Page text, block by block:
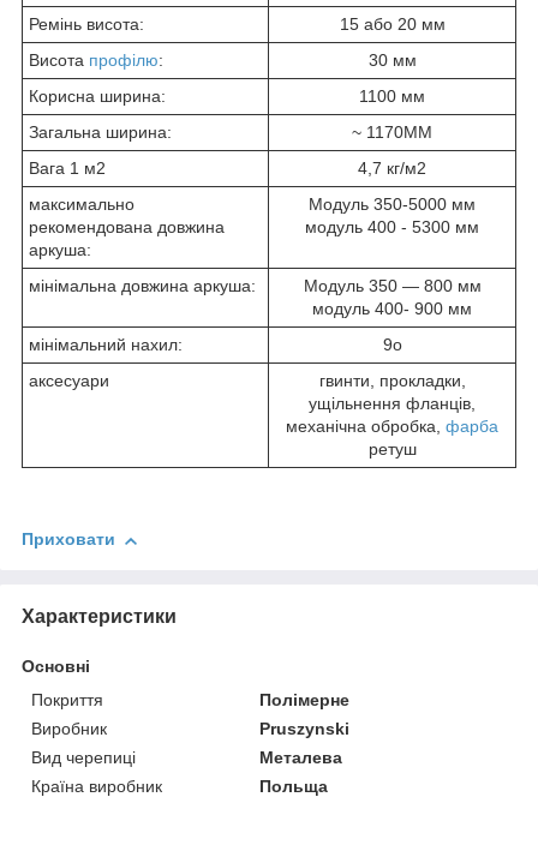
Ремінь висота:
15 або 20 мм
Висота профілю:
30 мм
Корисна ширина:
1100 мм
Загальна ширина:
~ 1170MM
Вага 1 м2 4,7 кг/м2
максимально
рекомендована довжина
аркуша:
Модуль 350-5000 мм
модуль 400 - 5300 мм
мінімальна довжина аркуша:
Модуль 350 — 800 мм
модуль 400- 900 мм
мінімальний нахил:
9o
аксесуари
гвинти, прокладки,
ущільнення фланців,
механічна обробка, фарба
ретуш
Приховати
Характеристики
Основні
Покриття
Полімерне
Виробник
Pruszynski
Вид черепиці
Металева
Країна виробник
Польща